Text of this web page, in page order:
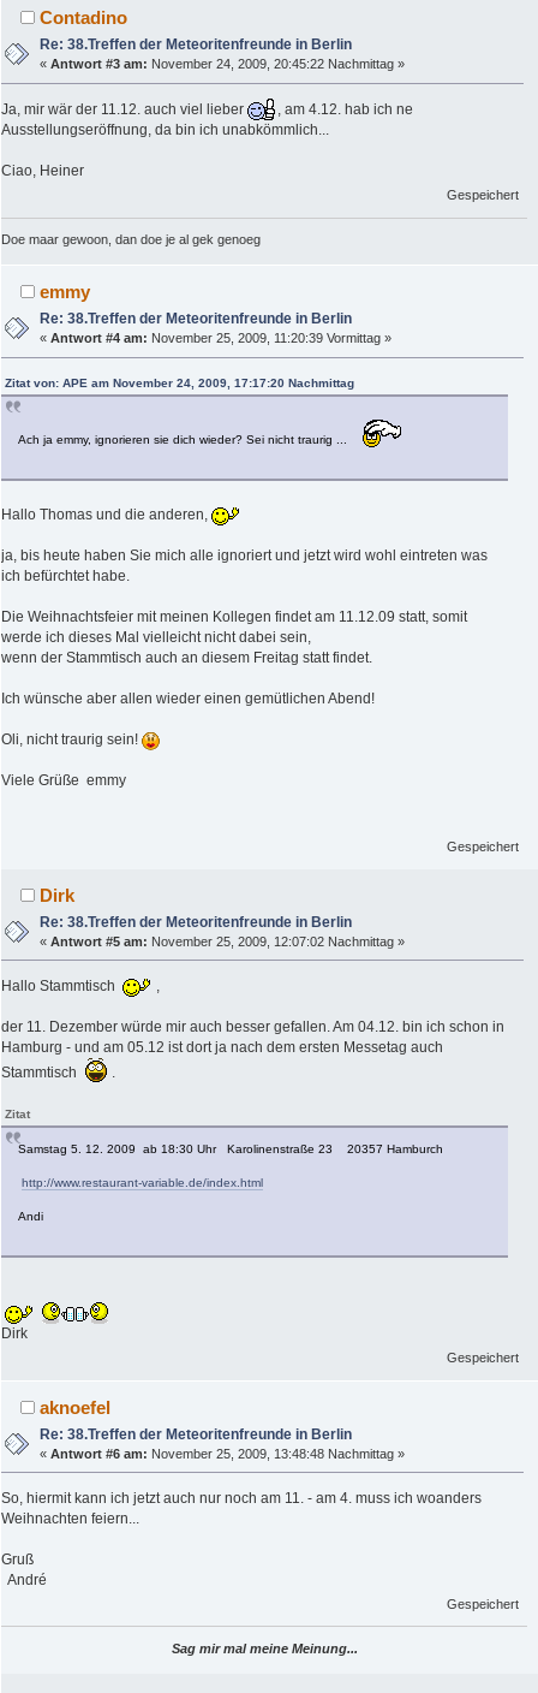
Contadino
Re: 38.Treffen der Meteoritenfreunde in Berlin
«Antwort #3 am: November 24, 2009, 20:45:22 Nachmittag »
Ja, mir wär der 11.12. auch viel lieber
, am 4.12. hab ich ne
Ausstellungseröffnung, da bin ich unabkömmlich...
Ciao, Heiner
Gespeichert
Doe maar gewoon, dan doe je al gek genoeg
emmy
Re: 38.Treffen der Meteoritenfreunde in Berlin
«Antwort #4 am: November 25, 2009, 11:20:39 Vormittag »
Zitat von: APE am November 24, 2009, 17:17:20 Nachmittag
Ach ja emmy, ignorieren sie dich wieder? Sei nicht traurig ...
Hallo Thomas und die anderen,
ja, bis heute haben Sie mich alle ignoriert und jetzt wird wohl eintreten was
ich befürchtet habe.
Die Weihnachtsfeier mit meinen Kollegen findet am 11.12.09 statt, somit
werde ich dieses Mal vielleicht nicht dabei sein,
wenn der Stammtisch auch an diesem Freitag statt findet.
Ich wünsche aber allen wieder einen gemütlichen Abend!
Oli, nicht traurig sein!
Viele Grüße emmy
Gespeichert
Dirk
Re: 38.Treffen der Meteoritenfreunde in Berlin
«Antwort #5 am: November 25, 2009, 12:07:02 Nachmittag »
Hallo Stammtisch
der 11. Dezember würde mir auch besser gefallen. Am 04.12. bin ich schon in
Hamburg - und am 05.12 ist dort ja nach dem ersten Messetag auch
Stammtisch
Zitat
Samstag 5. 12. 2009 ab 18:30 Uhr Karolinenstraße 23 20357 Hamburch
http://www.restaurant-variable.de/index.html
Andi
Dirk
Gespeichert
aknoefel
Re: 38.Treffen der Meteoritenfreunde in Berlin
«Antwort #6 am: November 25, 2009, 13:48:48 Nachmittag »
So, hiermit kann ich jetzt auch nur noch am 11. - am 4. muss ich woanders
Weihnachten feiern...
Gruß
André
Gespeichert
Sag mir mal meine Meinung...